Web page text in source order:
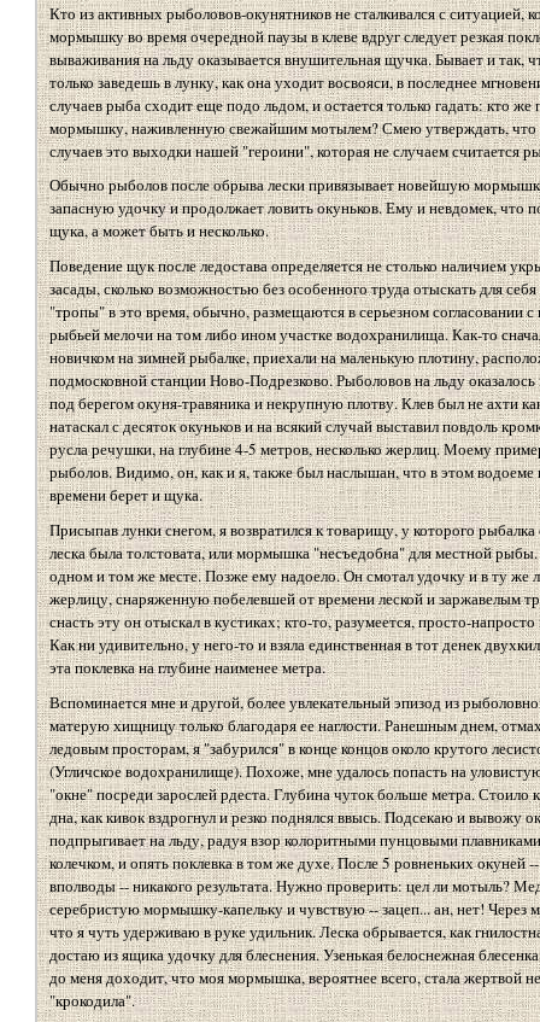
Кто из активных рыболовов-окунятников не сталкивался с ситуацией,
мормышку во время очередной паузы в клеве вдруг следует резкая
вываживания на льду оказывается внушительная щучка. Бывает и так,
только заведешь в лунку, как она уходит восвояси, в последнее
случаев рыба сходит еще подо льдом, и остается только гадать: кто
мормышку, наживленную свежайшим мотылем? Смею утверждать, что
случаев это выходки нашей "героини", которая не случаем считается
Обычно рыболов после обрыва лески привязывает новейшую
запасную удочку и продолжает ловить окуньков. Ему и невдомек, что
щука, а может быть и несколько.
Поведение щук после ледостава определяется не столько наличием
засады, сколько возможностью без особенного труда отыскать для
"тропы" в это время, обычно, размещаются в серьезном согласовании
рыбьей мелочи на том либо ином участке водохранилища. Как-то
новичком на зимней рыбалке, приехали на маленькую плотину,
подмосковной станции Ново-Подрезково. Рыболовов на льду оказалось
под берегом окуня-травяника и некрупную плотву. Клев был не ахти
натаскал с десяток окуньков и на всякий случай выставил повдоль
русла речушки, на глубине 4-5 метров, несколько жерлиц. Моему
рыболов. Видимо, он, как и я, также был наслышан, что в этом водоеме
времени берет и щука.
Присыпав лунки снегом, я возвратился к товарищу, у которого
леска была толстовата, или мормышка "несъедобна" для местной
одном и том же месте. Позже ему надоело. Он смотал удочку и в ту же
жерлицу, снаряженную побелевшей от времени леской и заржавелым
снасть эту он отыскал в кустиках; кто-то, разумеется, просто-
Как ни удивительно, у него-то и взяла единственная в тот денек
эта поклевка на глубине наименее метра.
Вспоминается мне и другой, более увлекательный эпизод из
матерую хищницу только благодаря ее наглости. Ранешным днем,
ледовым просторам, я "забурился" в конце концов около крутого
(Угличское водохранилище). Похоже, мне удалось попасть на
"окне" посреди зарослей рдеста. Глубина чуток больше метра.
дна, как кивок вздрогнул и резко поднялся ввысь. Подсекаю и вывожу
подпрыгивает на льду, радуя взор колоритными пунцовыми
колечком, и опять поклевка в том же духе. После 5 ровненьких
вполводы -- никакого результата. Нужно проверить: цел ли мотыль?
серебристую мормышку-капельку и чувствую -- зацеп... ан, нет! Через
что я чуть удерживаю в руке удильник. Леска обрывается, как
достаю из ящика удочку для блеснения. Узенькая белоснежная
до меня доходит, что моя мормышка, вероятнее всего, стала жертвой
"крокодила".